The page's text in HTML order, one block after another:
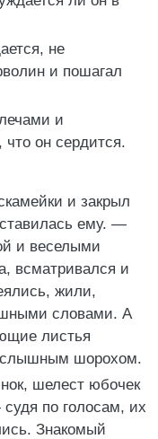
не
и пошагал
и
он сердится.
и закрыл
ему. —
и веселыми
всматривался и
жили,
словами. А
листья
слышным шорохом.
шелест юбочек
по голосам, их
Знакомый